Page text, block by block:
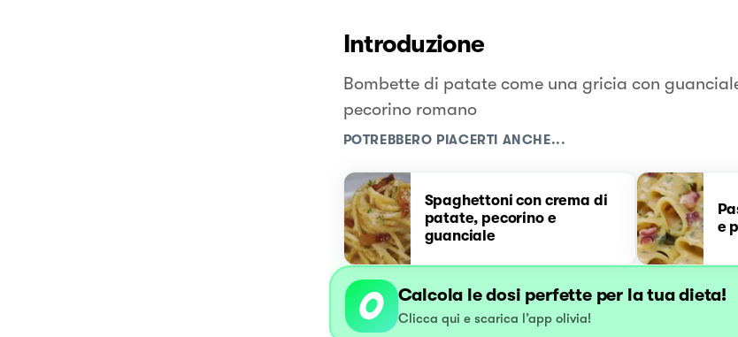
Introduzione
Bombette di patate come una gricia con
pecorino romano
POTREBBERO PIACERTI ANCHE...
Spaghettoni con crema di
patate, pecorino e
guanciale
e
Calcola le dosi perfette per la tua dieta!
Clicca qui e scarica l’app olivia!